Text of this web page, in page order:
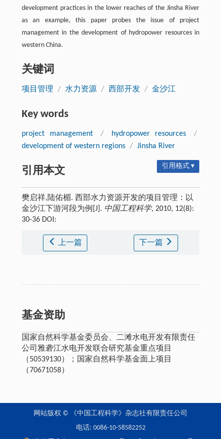
development practices in the lower reaches of the Jinsha River
as an example, this paper probes the issue of project
management in the development of hydropower resources in
western China.
关键词
项目管理 / 水力资源 / 西部开发 / 金沙江
Key words
project management / hydropower resources
/
development of western regions / Jinsha River
引用本文 引用格式 ▾
樊启祥,陆佑楣. 西部水力资源开发的项目管理：以
金沙江下游河段为例[J]. 中国工程科学, 2010, 12(8):
30-36 DOI:
上一篇 下一篇
基金资助
国家自然科学基金委员会、二滩水电开发有限责任
公司雅砻江水电开发联合研究基金重点项目
（50539130）；国家自然科学基金面上项目
（70671058）
网站版权 © 《中国工程科学》杂志社有限责任公司
电话: 0086-10-58582252